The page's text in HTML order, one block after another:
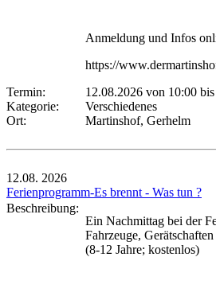
Anmeldung und Infos
https://
Termin:
12.08.2026 von 10:00
Kategorie:
Verschiedenes
Ort:
Martinshof, Gerhelm
12.08. 2026
Ferienprogramm-Es brennt - Was tun ?
Beschreibung:
Ein Nachmittag bei der
Fahrzeuge,
(8-12 Jahre; kostenlos)